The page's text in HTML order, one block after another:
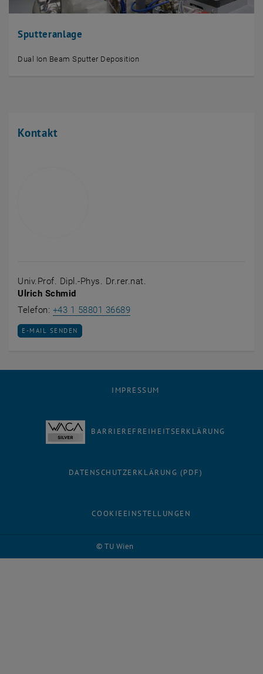
Sputteranlage
Dual Ion Beam Sputter Deposition
Kontakt
Univ.Prof. Dipl.-Phys. Dr.rer.nat.
Ulrich Schmid
Telefon: +43 1 58801 36689Ulrich Schmid anrufen
E-MAIL AN ULRICH SCHMID SENDEN
E-MAIL SENDEN
© TU Wien
IMPRESSUM
BARRIEREFREIHEITSERKLÄRUNG
DATENSCHUTZERKLÄRUNG (PDF)
COOKIEEINSTELLUNGEN